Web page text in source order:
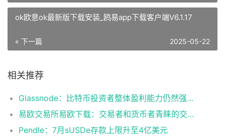
ok欧意ok最新版下载安装_鸥易app下载客户端V6.1.17
« 下一篇 2025-05-22
相关推荐
Glassnode：比特币投资者整体盈利能力仍然强劲，更大的波动即将到来
易欧交易所易欧下载：交易者和货币者青睐的交易平台
Pendle：7月sUSDe存款上限升至4亿美元